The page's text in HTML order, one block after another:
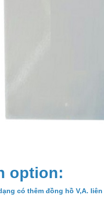
option:
có thêm đồng hồ V,A. liên